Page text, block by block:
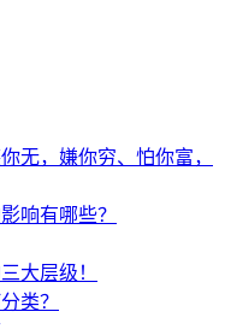
无，嫌你穷、怕你富，
响有哪些？
大层级！
类？